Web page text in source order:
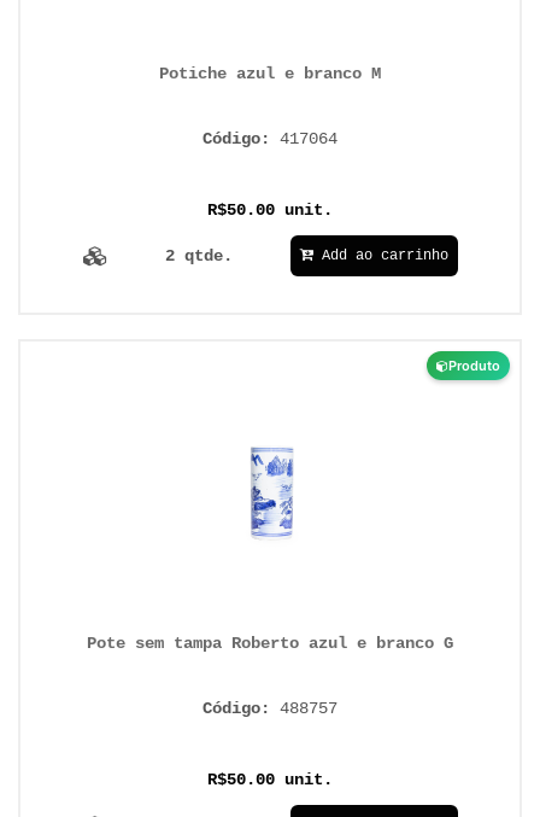
Potiche azul e branco M
Código: 417064
R$50.00 unit.
2 qtde. Add ao carrinho
Produto
Pote sem tampa Roberto azul e branco G
Código: 488757
R$50.00 unit.